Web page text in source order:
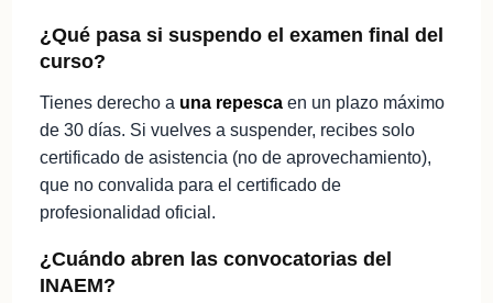
¿Qué pasa si suspendo el examen final del
curso?
Tienes derecho a una repescaen un plazo máximo
de 30 días. Si vuelves a suspender, recibes solo
certificado de asistencia (no de aprovechamiento),
que no convalida para el certificado de
profesionalidad oficial.
¿Cuándo abren las convocatorias del
INAEM?